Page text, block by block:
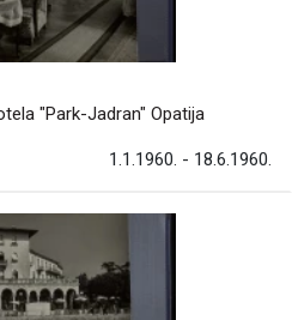
"Park-Jadran" Opatija
1.1.1960. - 18.6.1960.